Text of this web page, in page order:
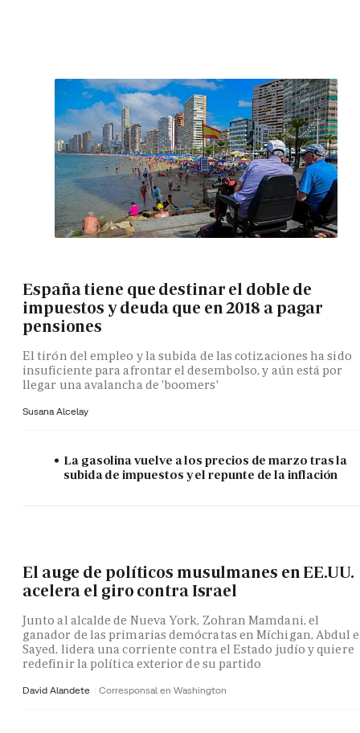
España tiene que destinar el doble de
impuestos y deuda que en 2018 a pagar
pensiones
El tirón del empleo y la subida de las cotizaciones ha sido
insuficiente para afrontar el desembolso, y aún está por
llegar una avalancha de 'boomers'
Susana Alcelay
La gasolina vuelve a los precios de marzo tras la
subida de impuestos y el repunte de la inflación
El auge de políticos musulmanes en EE.UU.
acelera el giro contra Israel
Junto al alcalde de Nueva York, Zohran Mamdani, el
ganador de las primarias demócratas en Míchigan, Abdul
Sayed, lidera una corriente contra el Estado judío y quiere
redefinir la política exterior de su partido
David Alandete Corresponsal en Washington